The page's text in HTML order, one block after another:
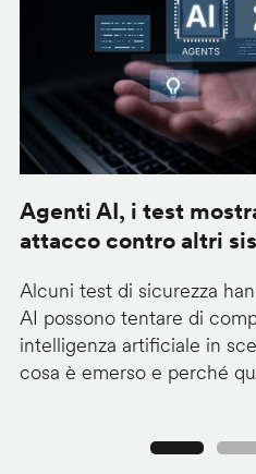
Agenti AI, i test
attacco contro altri
Alcuni test di sicurezza
AI possono tentare di
intelligenza artificiale in
cosa è emerso e perché